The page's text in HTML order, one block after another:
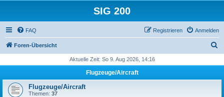
SIG 200
FAQ Anmelden
Registrieren
Foren-Übersicht
h
Aktuelle Zeit: So 9. Aug 2026, 14:16
Flugzeuge/Aircraft
Flugzeuge/Aircraft
Themen: 37